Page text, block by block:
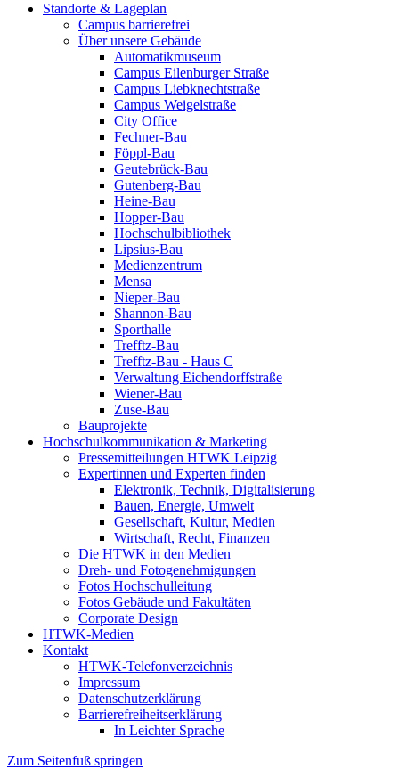
Standorte & Lageplan
Campus barrierefrei
Über unsere Gebäude
Automatikmuseum
Campus Eilenburger Straße
Campus Liebknechtstraße
Campus Weigelstraße
City Office
Fechner-Bau
Föppl-Bau
Geutebrück-Bau
Gutenberg-Bau
Heine-Bau
Hopper-Bau
Hochschulbibliothek
Lipsius-Bau
Medienzentrum
Mensa
Nieper-Bau
Shannon-Bau
Sporthalle
Trefftz-Bau
Trefftz-Bau - Haus C
Verwaltung Eichendorffstraße
Wiener-Bau
Zuse-Bau
Bauprojekte
Hochschulkommunikation & Marketing
Pressemitteilungen HTWK Leipzig
Expertinnen und Experten finden
Elektronik, Technik, Digitalisierung
Bauen, Energie, Umwelt
Gesellschaft, Kultur, Medien
Wirtschaft, Recht, Finanzen
Die HTWK in den Medien
Dreh- und Fotogenehmigungen
Fotos Hochschulleitung
Fotos Gebäude und Fakultäten
Corporate Design
HTWK-Medien
Kontakt
HTWK-Telefonverzeichnis
Impressum
Datenschutzerklärung
Barrierefreiheitserklärung
In Leichter Sprache
Zum Seitenfuß springen